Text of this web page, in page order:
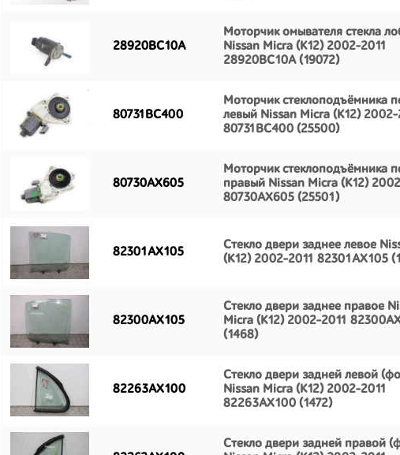
28920BC10A
Моторчик омывателя стекла
Nissan Micra (K12) 2002-2011
28920BC10A (19072)
80731BC400
Моторчик стеклоподъёмника
левый Nissan Micra (K12) 2002-
80731BC400 (25500)
80730AX605
Моторчик стеклоподъёмника
правый Nissan Micra (K12)
80730AX605 (25501)
82301AX105
Стекло двери заднее левое
(K12) 2002-2011 82301AX105
82300AX105
Стекло двери заднее правое
Micra (K12) 2002-2011
(1468)
82263AX100
Стекло двери задней левой
Nissan Micra (K12) 2002-2011
82263AX100 (1472)
Стекло двери задней правой